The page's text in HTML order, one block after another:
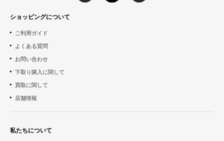
ショッピングについて
ご利用ガイド
よくある質問
お問い合わせ
下取り購入に関して
買取に関して
店舗情報
私たちについて